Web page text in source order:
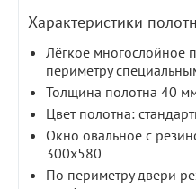
Характеристики
Лёгкое многослойное
периметру
Толщина полотна 40
Цвет полотна:
Окно овальное с
300х580
По периметру двери